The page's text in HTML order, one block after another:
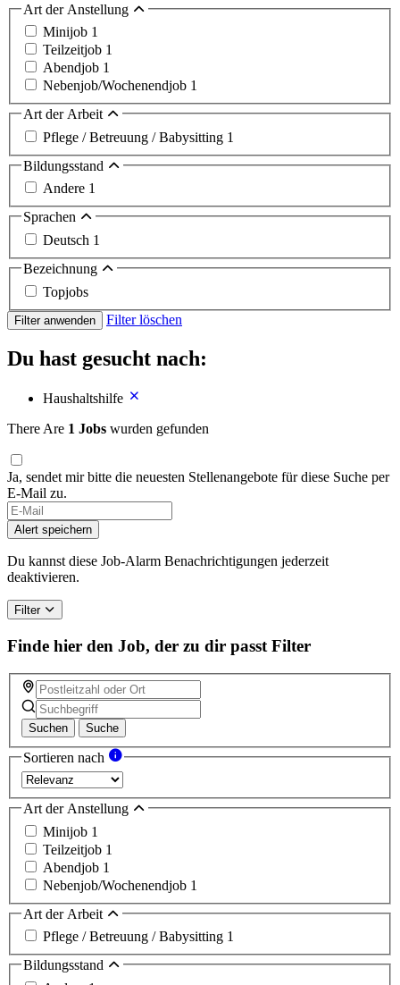
Art der Anstellung
Minijob 1
Teilzeitjob 1
Abendjob 1
Nebenjob/Wochenendjob 1
Art der Arbeit
Pflege / Betreuung / Babysitting 1
Bildungsstand
Andere 1
Sprachen
Deutsch 1
Bezeichnung
Topjobs
Filter anwenden Filter löschen
Du hast gesucht nach:
Haushaltshilfe
There Are 1 Jobs wurden gefunden
Ja, sendet mir bitte die neuesten Stellenangebote für diese Suche per
E-Mail zu.
Alert speichern
Du kannst diese Job-Alarm Benachrichtigungen jederzeit
deaktivieren.
Filter
Finde hier den Job, der zu dir passt Filter
Suchen Suche
Sortieren nach
Art der Anstellung
Minijob 1
Teilzeitjob 1
Abendjob 1
Nebenjob/Wochenendjob 1
Art der Arbeit
Pflege / Betreuung / Babysitting 1
Bildungsstand